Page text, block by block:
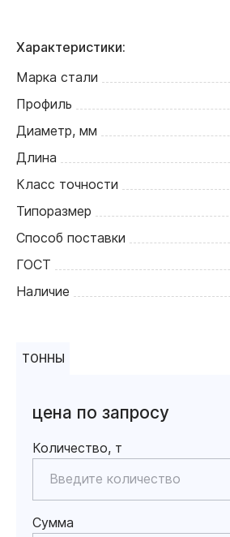
Характеристики:
Марка стали
Профиль
Диаметр, мм
Длина
Класс точности
Типоразмер
Способ поставки
ГОСТ
Наличие
ТОННЫ
цена по запросу
Количество, т
Сумма